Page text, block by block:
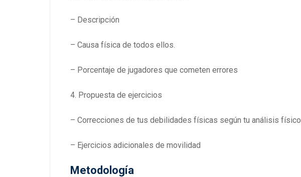
– Descripción
– Causa física de todos ellos.
– Porcentaje de jugadores que cometen errores
4. Propuesta de ejercicios
– Correcciones de tus debilidades físicas según tu análisis físico
– Ejercicios adicionales de movilidad
Metodología